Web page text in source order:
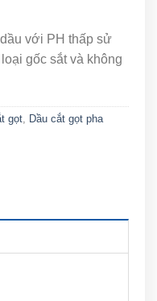
với PH thấp sử
gốc sắt và không
gọt, Dầu cắt gọt pha